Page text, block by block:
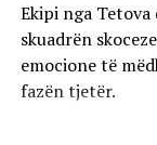
Ekipi nga
skuadrën
emocione të
fazën tjetër.